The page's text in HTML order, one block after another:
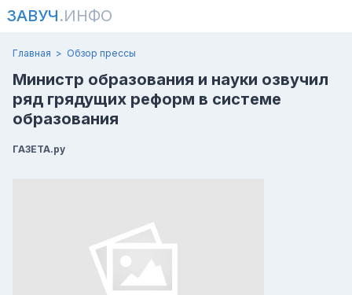
ЗАВУЧ.ИНФО
Главная Обзор прессы
Министр образования и науки озвучил
ряд грядущих реформ в системе
образования
ГАЗЕТА.ру